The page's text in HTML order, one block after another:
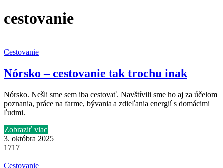
cestovanie
Cestovanie
Nórsko – cestovanie tak trochu inak
Nórsko. Nešli sme sem iba cestovať. Navštívili sme ho aj za účelom
poznania, práce na farme, bývania a zdieľania energií s domácimi
ľudmi.
Zobraziť viac
3. októbra 2025
1717
Cestovanie